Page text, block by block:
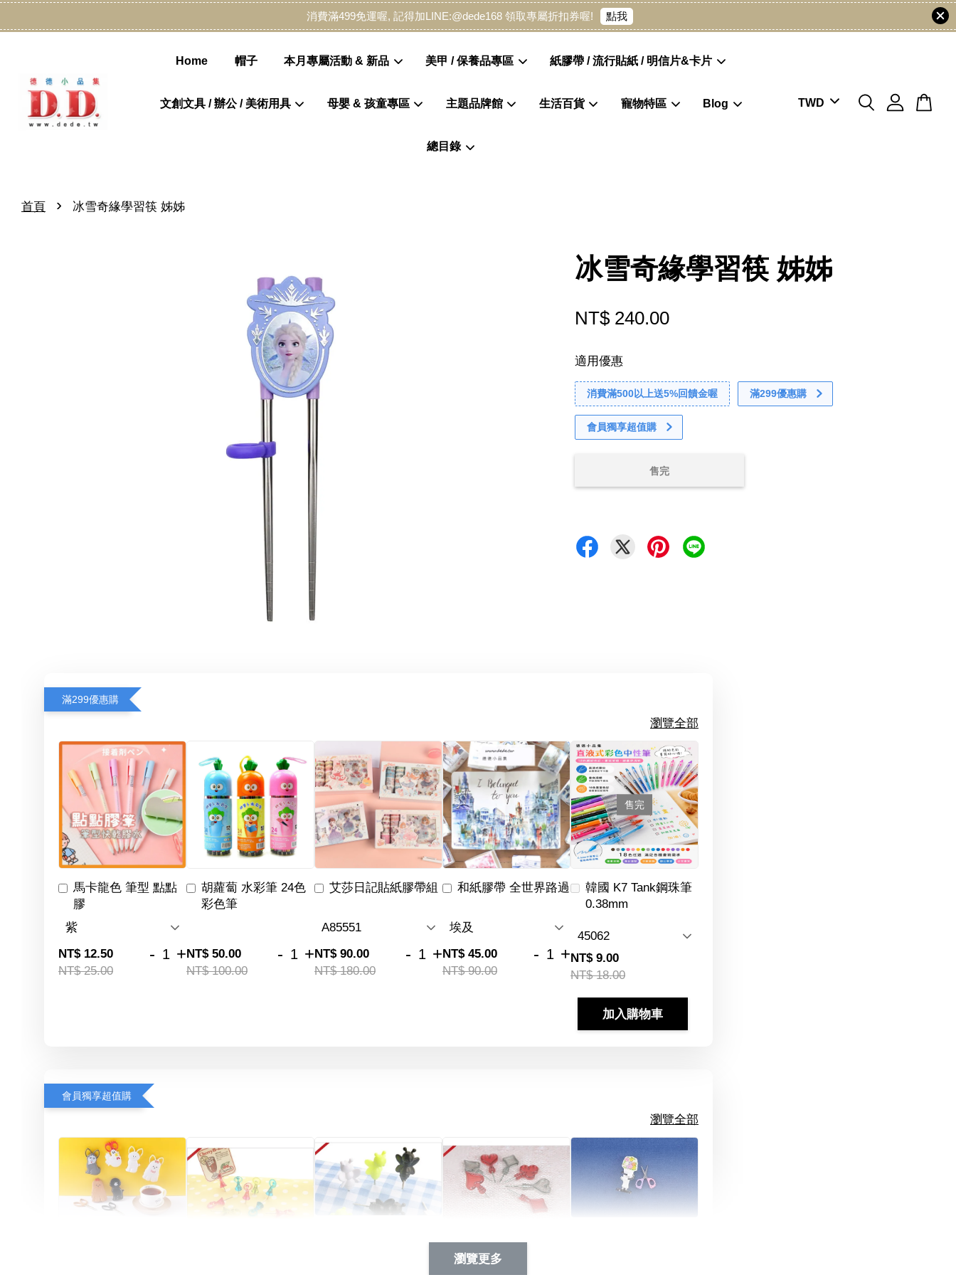
消費滿499免運喔, 記得加LINE:@dede168 領取專屬折扣券喔! 點我
Home 帽子 本月專屬活動 & 新品 美甲 / 保養品專區 紙膠帶 / 流行貼紙 / 明信片&卡片
文創文具 / 辦公 / 美術用具 母嬰 & 孩童專區 主題品牌館 生活百貨 寵物特區 Blog
總目錄
首頁 › 冰雪奇緣學習筷 姊姊
冰雪奇緣學習筷 姊姊
NT$ 240.00
適用優惠
消費滿500以上送5%回饋金喔 滿299優惠購
會員獨享超值購
售完
滿299優惠購
瀏覽全部
馬卡龍色 筆型 點點
膠
NT$ 12.50
NT$ 25.00
- +
胡蘿蔔 水彩筆 24色
彩色筆
NT$ 50.00
NT$ 100.00
- +
艾莎日記貼紙膠帶組
NT$ 90.00
NT$ 180.00
- +
和紙膠帶 全世界路過
NT$ 45.00
NT$ 90.00
- +
售完
韓國 K7 Tank鋼珠筆
0.38mm
NT$ 9.00
NT$ 18.00
加入購物車
會員獨享超值購
瀏覽全部
Artsign 撲克牌 圖釘
瀏覽更多